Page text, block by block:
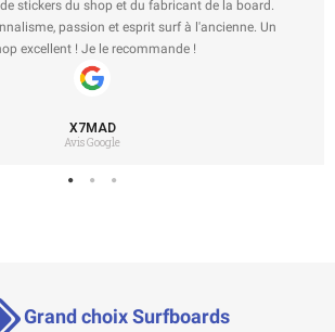
stickers du shop et du fabricant de la board.
passion et esprit surf à l'ancienne. Un
excellent ! Je le recommande !
X7MAD
Avis Google
Grand choix Surfboards